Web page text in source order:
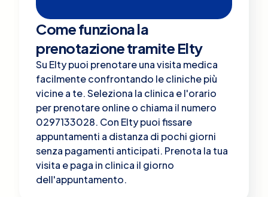
Come funziona la
prenotazione tramite Elty
Su Elty puoi prenotare una visita medica
facilmente confrontando le cliniche più
vicine a te. Seleziona la clinica e l'orario
per prenotare online o chiama il numero
0297133028. Con Elty puoi fissare
appuntamenti a distanza di pochi giorni
senza pagamenti anticipati. Prenota la tua
visita e paga in clinica il giorno
dell'appuntamento.